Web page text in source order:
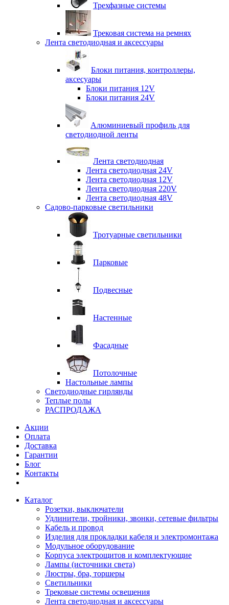
Трехфазные системы
Трековая система на ремнях
Лента светодиодная и аксессуары
Блоки питания, контроллеры,
аксесуары
Блоки питания 12V
Блоки питания 24V
Алюминиевый профиль для
светодиодной ленты
Лента светодиодная
Лента светодиодная 24V
Лента светодиодная 12V
Лента светодиодная 220V
Лента светодиодная 48V
Садово-парковые светильники
Тротуарные светильники
Парковые
Подвесные
Настенные
Фасадные
Потолочные
Настольные лампы
Светодиодные гирлянды
Теплые полы
РАСПРОДАЖА
Акции
Оплата
Доставка
Гарантии
Блог
Контакты
Каталог
Розетки, выключатели
Удлинители, тройники, звонки, сетевые фильтры
Кабель и провод
Изделия для прокладки кабеля и электромонтажа
Модульное оборудование
Корпуса электрощитов и комплектующие
Лампы (источники света)
Люстры, бра, торшеры
Светильники
Трековые системы освещения
Лента светодиодная и аксессуары